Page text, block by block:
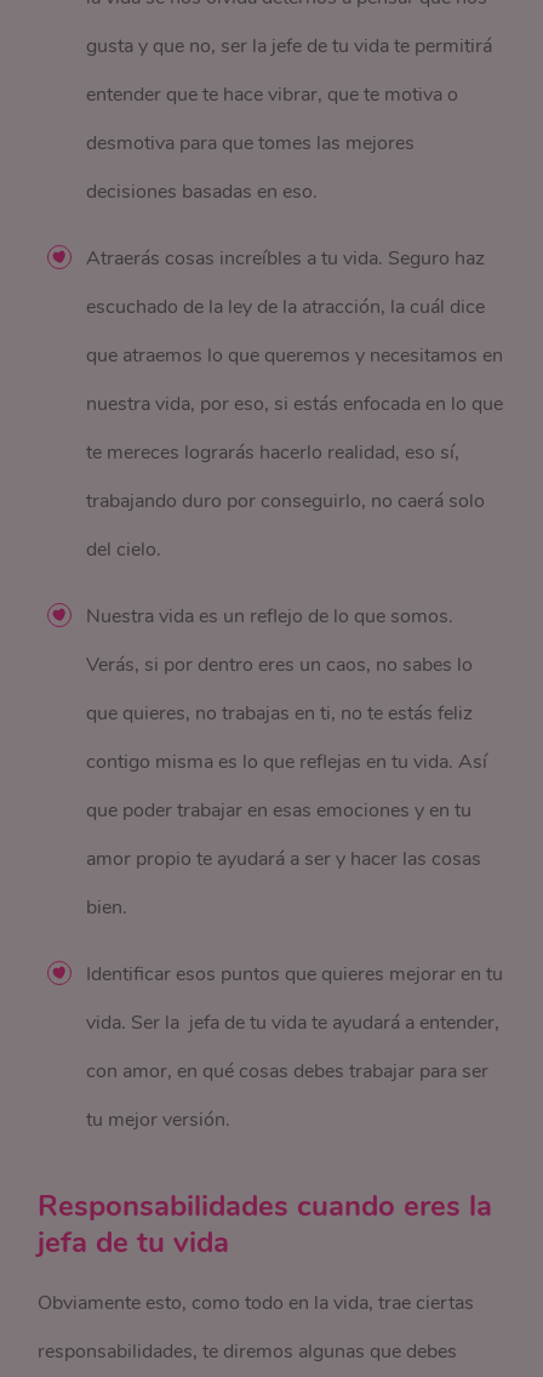
gusta y que no, ser la jefe de tu vida te permitirá
entender que te hace vibrar, que te motiva o
desmotiva para que tomes las mejores
decisiones basadas en eso.
Atraerás cosas increíbles a tu vida. Seguro haz
escuchado de la ley de la atracción, la cuál dice
que atraemos lo que queremos y necesitamos en
nuestra vida, por eso, si estás enfocada en lo que
te mereces lograrás hacerlo realidad, eso sí,
trabajando duro por conseguirlo, no caerá solo
del cielo.
Nuestra vida es un reflejo de lo que somos.
Verás, si por dentro eres un caos, no sabes lo
que quieres, no trabajas en ti, no te estás feliz
contigo misma es lo que reflejas en tu vida. Así
que poder trabajar en esas emociones y en tu
amor propio te ayudará a ser y hacer las cosas
bien.
Identificar esos puntos que quieres mejorar en tu
vida. Ser la jefa de tu vida te ayudará a entender,
con amor, en qué cosas debes trabajar para ser
tu mejor versión.
Responsabilidades cuando eres la
jefa de tu vida
Obviamente esto, como todo en la vida, trae ciertas
responsabilidades, te diremos algunas que debes